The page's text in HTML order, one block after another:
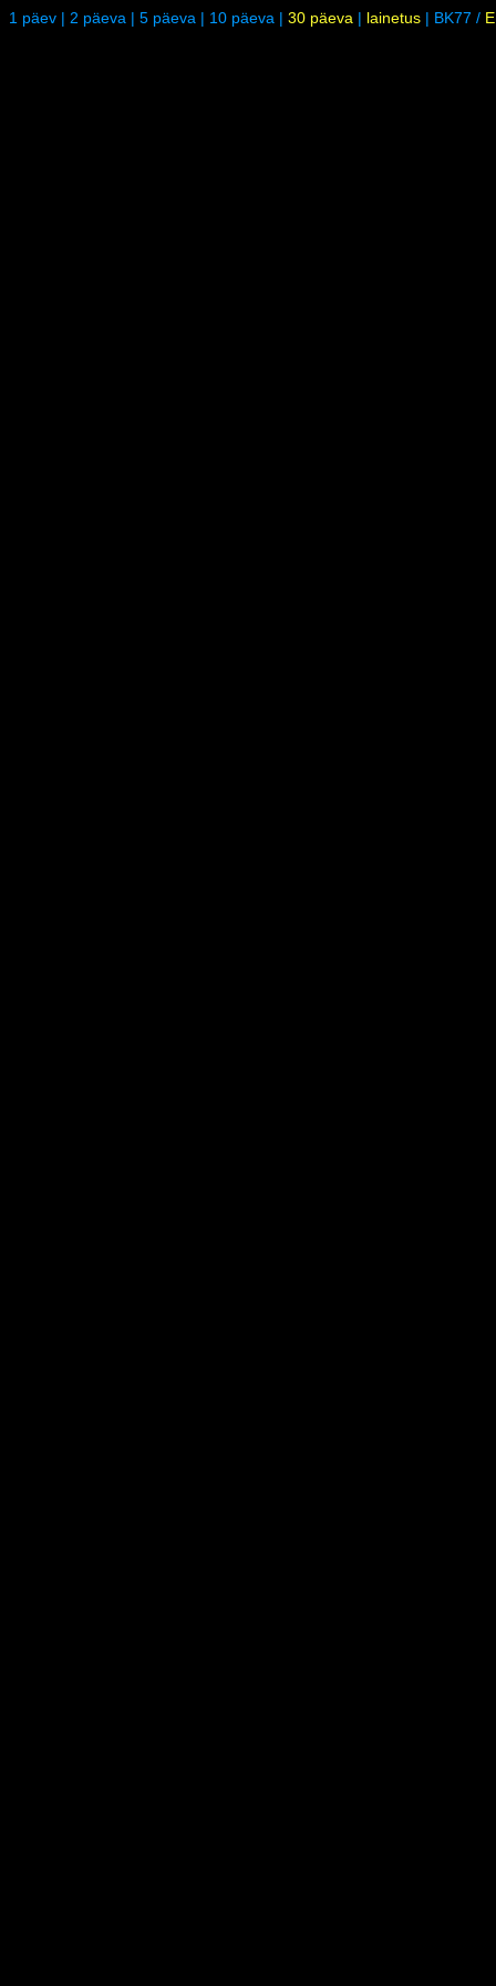
1 päev | 2 päeva | 5 päeva | 10 päeva | 30 päeva | lainetus | BK77 /